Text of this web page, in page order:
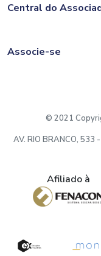
Central do
Associe-se
© 2021
AV. RIO BRANCO, 533
Afiliado à